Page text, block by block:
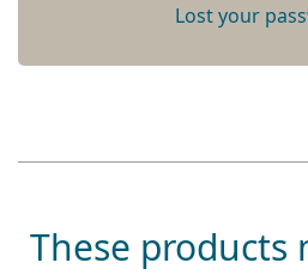
Lost your
These products